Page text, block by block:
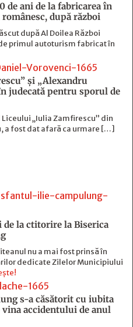
de ani de la fabricarea în
după război
după Al Doilea Război
primul autoturism fabricat în
și „Alexandru
judecată pentru sporul de
„Iulia Zamfirescu” din
a fost dat afară ca urmare […]
de la ctitorire la Biserica
nu a mai fost prinsă în
dedicate Zilelor Municipiului
s-a căsătorit cu iubita
vina accidentului de anul